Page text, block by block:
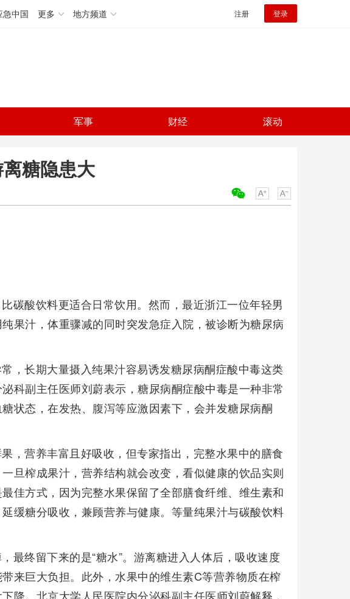
急中国 更多 地方频道 注册 登录
军事 财经 滚动
糖隐患大
碳酸饮料更适合日常饮用。然而，最近浙江一位年轻男
果汁，体重骤减的同时突发急症入院，被诊断为糖尿病
，长期大量摄入纯果汁容易诱发糖尿病酮症酸中毒这类
科副主任医师刘蔚表示，糖尿病酮症酸中毒是一种非常
状态，在发热、腹泻等应激因素下，会并发糖尿病酮
，营养丰富且好吸收，但专家指出，完整水果中的膳食
旦榨成果汁，营养结构就会改变，看似健康的饮品实则
佳方式，因为完整水果保留了全部膳食纤维、维生素和
缓糖分吸收，兼顾营养与健康。等量纯果汁与碳酸饮料
最终留下来的是“糖水”。游离糖进入人体后，吸收速度
来巨大负担。此外，水果中的维生素C等营养物质在榨
降。北京大学人民医院内分泌科副主任医师刘蔚解释，